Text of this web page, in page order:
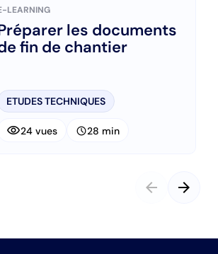
LEARNING
les documents
fin de chantier
ETUDES TECHNIQUES
visibility24 vues schedule28 min
arrow_back arrow_forward